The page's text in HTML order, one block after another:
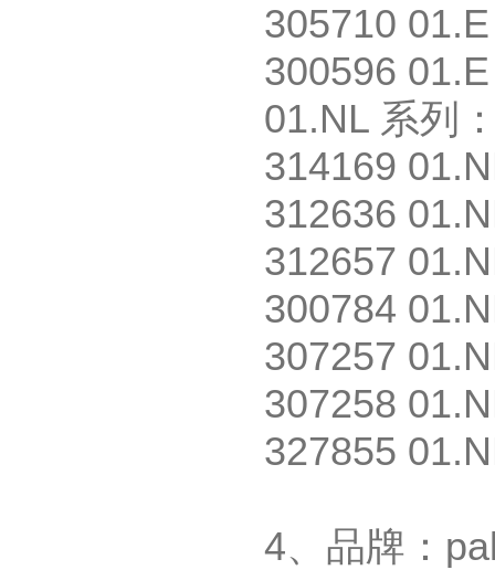
305710
300596
01.NL 系列
314169
312636
312657
300784
307257
307258
327855
4、品牌：